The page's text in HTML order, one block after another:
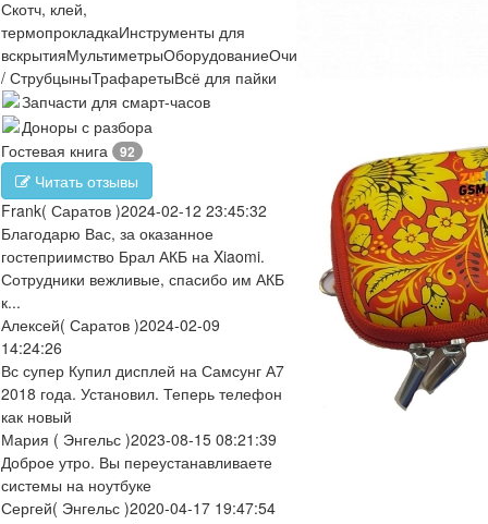
Скотч, клей,
термопрокладкаИнструменты для
вскрытияМультиметрыОборудованиеОчистители
/ СтрубцыныТрафаретыВсё для пайки
Запчасти для смарт-часов
Доноры с разбора
Гостевая книга
92
Читать отзывы
Frank( Саратов )2024-02-12 23:45:32
Благодарю Вас, за оказанное
гостеприимство Брал АКБ на Xiaomi.
Сотрудники вежливые, спасибо им АКБ
к...
Алексей( Саратов )2024-02-09
14:24:26
Вс супер Купил дисплей на Самсунг А7
2018 года. Установил. Теперь телефон
как новый
Мария ( Энгельс )2023-08-15 08:21:39
Доброе утро. Вы переустанавливаете
системы на ноутбуке
Сергей( Энгельс )2020-04-17 19:47:54